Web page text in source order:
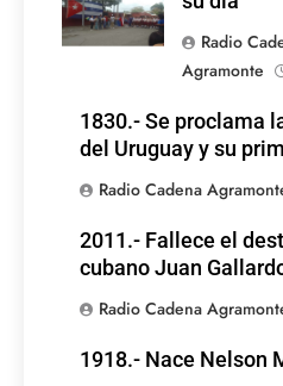
Radio
Agramonte
1830.- Se proclama
del Uruguay y su
Radio Cadena
2011.- Fallece el
cubano Juan
Radio Cadena
1918.- Nace Nelson